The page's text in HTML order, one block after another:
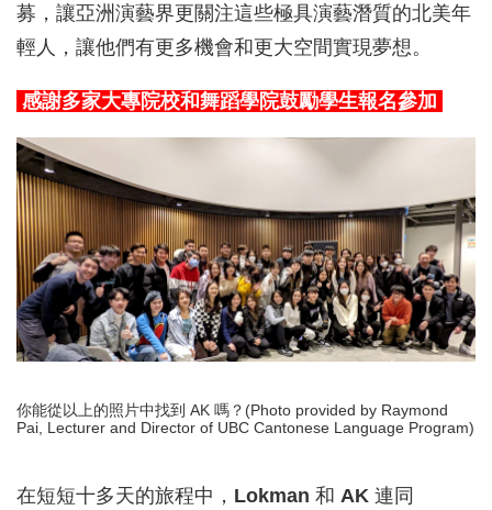
募，讓亞洲演藝界更關注這些極具演藝潛質的北美年
輕人，讓他們有更多機會和更大空間實現夢想。
感謝多家大專院校和舞蹈學院鼓勵學生報名參加
你能從以上的照片中找到 AK 嗎？(Photo provided by Raymond
Pai, Lecturer and Director of UBC Cantonese Language Program)
在短短十多天的旅程中， Lokman 和 AK 連同